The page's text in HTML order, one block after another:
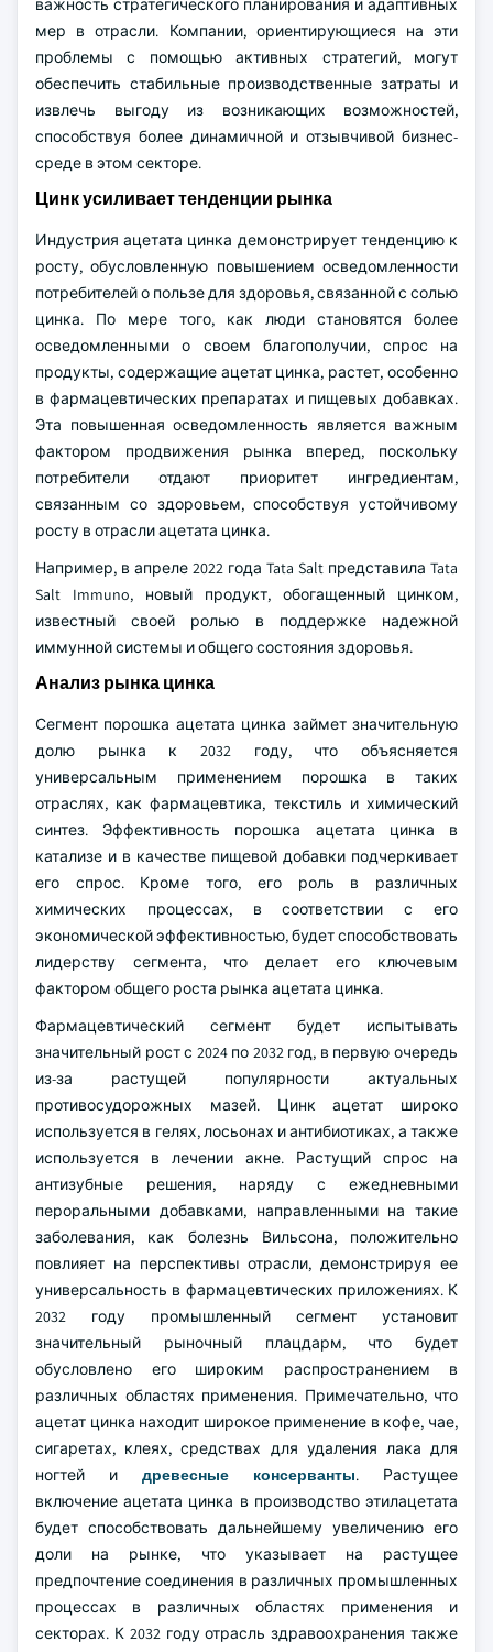
важность стратегического планирования и адаптивных
мер в отрасли. Компании, ориентирующиеся на эти
проблемы с помощью активных стратегий, могут
обеспечить стабильные производственные затраты и
извлечь выгоду из возникающих возможностей,
способствуя более динамичной и отзывчивой бизнес-
среде в этом секторе.
Цинк усиливает тенденции рынка
Индустрия ацетата цинка демонстрирует тенденцию к
росту, обусловленную повышением осведомленности
потребителей о пользе для здоровья, связанной с солью
цинка. По мере того, как люди становятся более
осведомленными о своем благополучии, спрос на
продукты, содержащие ацетат цинка, растет, особенно
в фармацевтических препаратах и пищевых добавках.
Эта повышенная осведомленность является важным
фактором продвижения рынка вперед, поскольку
потребители отдают приоритет ингредиентам,
связанным со здоровьем, способствуя устойчивому
росту в отрасли ацетата цинка.
Например, в апреле 2022 года Tata Salt представила Tata
Salt Immuno, новый продукт, обогащенный цинком,
известный своей ролью в поддержке надежной
иммунной системы и общего состояния здоровья.
Анализ рынка цинка
Сегмент порошка ацетата цинка займет значительную
долю рынка к 2032 году, что объясняется
универсальным применением порошка в таких
отраслях, как фармацевтика, текстиль и химический
синтез. Эффективность порошка ацетата цинка в
катализе и в качестве пищевой добавки подчеркивает
его спрос. Кроме того, его роль в различных
химических процессах, в соответствии с его
экономической эффективностью, будет способствовать
лидерству сегмента, что делает его ключевым
фактором общего роста рынка ацетата цинка.
Фармацевтический сегмент будет испытывать
значительный рост с 2024 по 2032 год, в первую очередь
из-за растущей популярности актуальных
противосудорожных мазей. Цинк ацетат широко
используется в гелях, лосьонах и антибиотиках, а также
используется в лечении акне. Растущий спрос на
антизубные решения, наряду с ежедневными
пероральными добавками, направленными на такие
заболевания, как болезнь Вильсона, положительно
повлияет на перспективы отрасли, демонстрируя ее
универсальность в фармацевтических приложениях. К
2032 году промышленный сегмент установит
значительный рыночный плацдарм, что будет
обусловлено его широким распространением в
различных областях применения. Примечательно, что
ацетат цинка находит широкое применение в кофе, чае,
сигаретах, клеях, средствах для удаления лака для
ногтей и древесные консерванты. Растущее
включение ацетата цинка в производство этилацетата
будет способствовать дальнейшему увеличению его
доли на рынке, что указывает на растущее
предпочтение соединения в различных промышленных
процессах в различных областях применения и
секторах. К 2032 году отрасль здравоохранения также